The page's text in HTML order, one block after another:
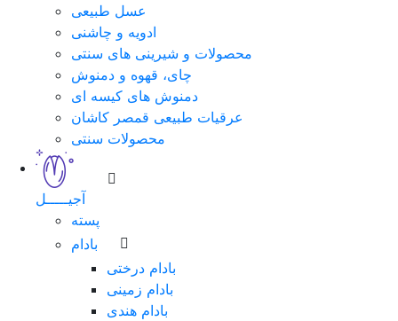
عسل طبیعی
ادویه و چاشنی
محصولات و شیرینی های سنتی
چای، قهوه و دمنوش
دمنوش های کیسه ای
عرقیات طبیعی قمصر کاشان
محصولات سنتی
آجیـــــل
پسته
بادام
بادام درختی
بادام زمینی
بادام هندی